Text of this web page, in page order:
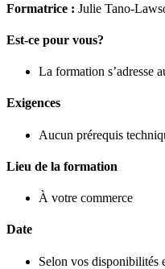
Formatrice : Julie Tano-
Est-ce pour vous?
La formation s’adresse
Exigences
Aucun prérequis
Lieu de la formation
À votre commerce
Date
Selon vos disponibilités